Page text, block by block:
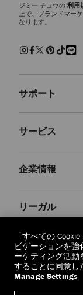
エリオットスリッ
で、ディテールに
現代的なクラフツマ
パール、クリスタル
ルに気取らないフ
なラグジュアリー
た、クラシックな
実用性と華やかさが
ジミー チュウの 利用
上で、ブランドマー
なります。
サポート
よくあるご質問
返品を申請
配送
交換・返品
サービス
Made-to-Order
保証
企業情報
ブランドの歴史
JC World
社会への貢献
私たちの責任
クラフツマンシップ
リーガル
プライバシーポリシ
利用規約
忘れられる権利
個人情報開示請求
「すべての
ビゲーションを
ーケティング活動
することに同意し
Manage Settings